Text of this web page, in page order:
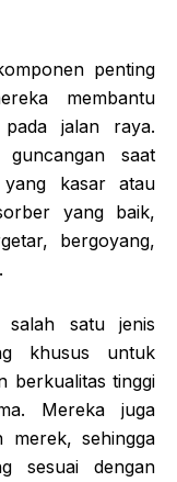
penting
membantu
jalan raya.
saat
kasar atau
yang baik,
bergoyang,
salah satu jenis
khusus untuk
berkualitas tinggi
Mereka juga
merek, sehingga
sesuai dengan